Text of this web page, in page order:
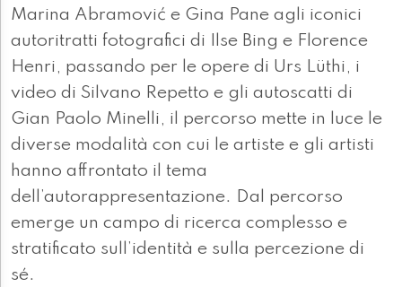
Marina Abramović e Gina Pane agli iconici
autoritratti fotografici di Ilse Bing e Florence
Henri, passando per le opere di Urs Lüthi, i
video di Silvano Repetto e gli autoscatti di
Gian Paolo Minelli, il percorso mette in luce le
diverse modalità con cui le artiste e gli artisti
hanno affrontato il tema
dell’autorappresentazione. Dal percorso
emerge un campo di ricerca complesso e
stratificato sull’identità e sulla percezione di
sé.